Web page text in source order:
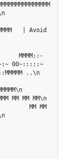
|
| Avoid
MMMM::-
00~:::::~
..\n
MM MM MM\n
MM MM